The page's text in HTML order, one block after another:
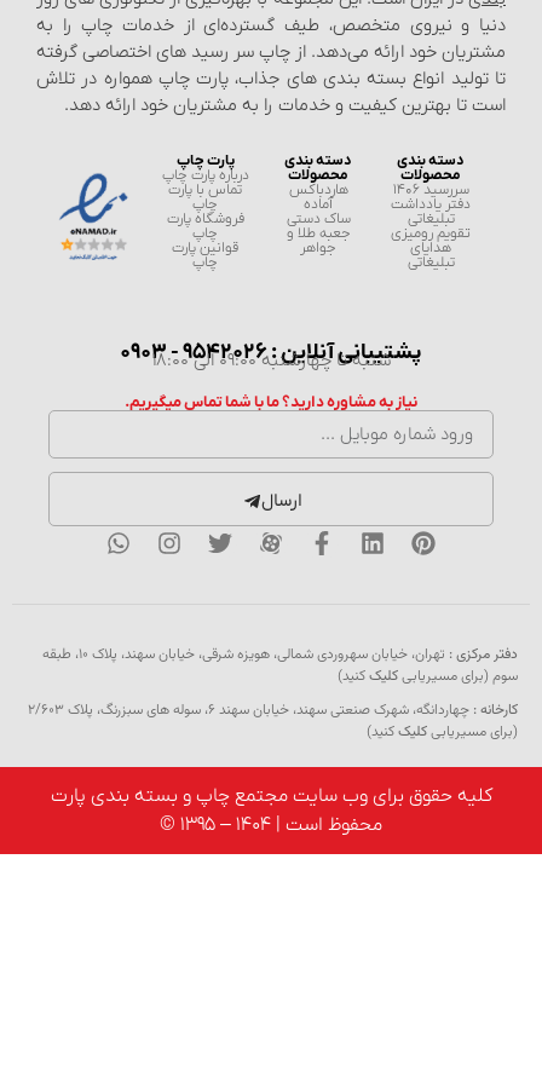
و نیروی متخصص، طیف گسترده‌ای از خدمات چاپ را به
خود ارائه می‌دهد. از چاپ سر رسید های اختصاصی گرفته
انواع بسته‌ بندی‌ های جذاب، پارت چاپ همواره در تلاش
بهترین کیفیت و خدمات را به مشتریان خود ارائه دهد.
دفتر یادداشت
تقویم رومیزی
دسته بندی
محصولات
هاردباکس
آماده
ساک دستی
جعبه طلا و
پارت چاپ
درباره پارت چاپ
تماس با پارت
فروشگاه پارت
چاپ
قوانین پارت
پشتیبانی آنلاین : 9542026 - 0903
شنبه تا چهارشنبه 09:00 الی 18:00
نیاز به مشاوره دارید؟ ما با شما تماس میگیریم.
تهران، خیابان سهروردی شمالی، هویزه شرقی، خیابان سهند، پلاک ۱۰، طبقه
مسیریابیکلیککنید)
چهاردانگه، شهرک صنعتی سهند، خیابان سهند 6، سوله های سبزرنگ، پلاک 2/603
کلیککنید)
حقوق برای وب سایت مجتمع چاپ و بسته بندی پارت
محفوظ است | 1404 – 1395 ©